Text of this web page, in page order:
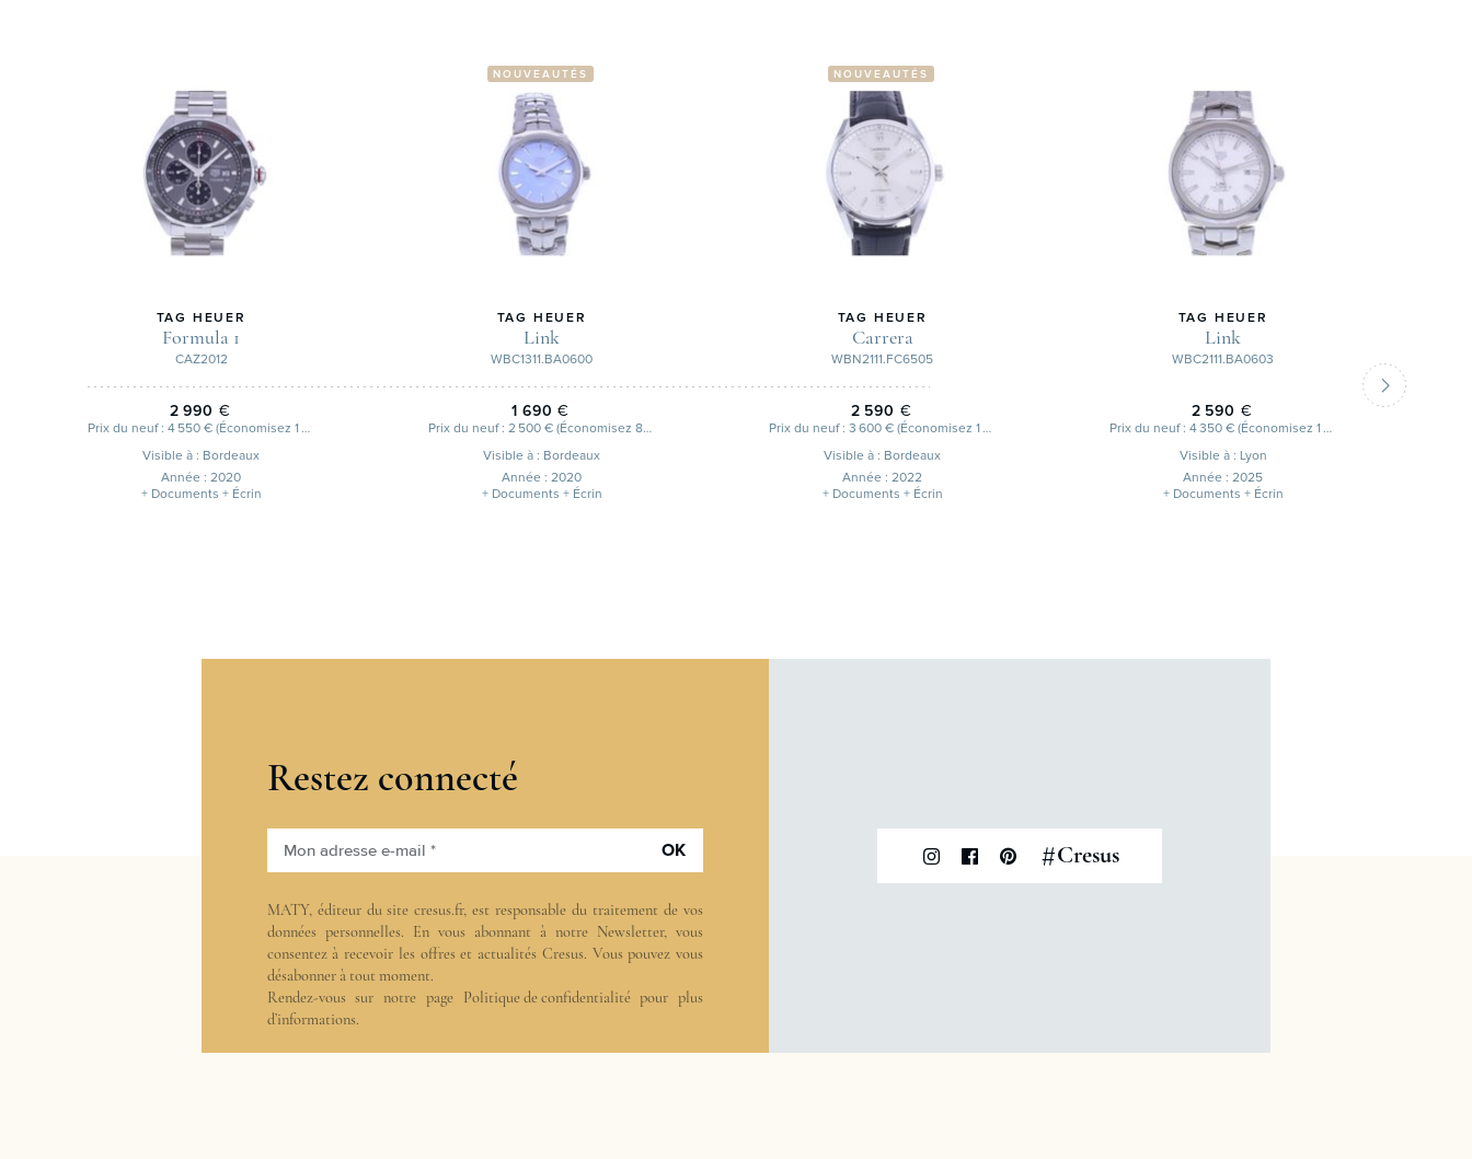
TAG HEUER
Formula 1
CAZ2012
2 990 €
Prix du neuf : 4 550 € (Économisez 1 560 €)
Visible à : Bordeaux
Année : 2020
+ Documents + Écrin
NOUVEAUTÉS
TAG HEUER
Link
WBC1311.BA0600
1 690 €
Prix du neuf : 2 500 € (Économisez 810 €)
Visible à : Bordeaux
Année : 2020
+ Documents + Écrin
NOUVEAUTÉS
TAG HEUER
Carrera
WBN2111.FC6505
2 590 €
Prix du neuf : 3 600 € (Économisez 1 010 €)
Visible à : Bordeaux
Année : 2022
+ Documents + Écrin
TAG HEUER
Link
WBC2111.BA0603
2 590 €
Prix du neuf : 4 350 € (Économisez 1 760 €)
Visible à : Lyon
Année : 2025
+ Documents + Écrin
Restez connecté
Mon adresse e-mail * OK
MATY, éditeur du site cresus.fr, est responsable du traitement de vos
données personnelles. En vous abonnant à notre Newsletter, vous
consentez à recevoir les offres et actualités Cresus. Vous pouvez vous
désabonner à tout moment.
Rendez-vous sur notre page Politique de confidentialitépour plus
d’informations.
#Cresus